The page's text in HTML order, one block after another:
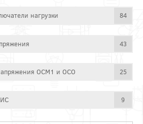
нагрузки 84
43
ОСМ1 и ОСО 25
9